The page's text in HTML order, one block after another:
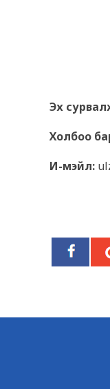
Эх
Холбоо
И-мэйл: